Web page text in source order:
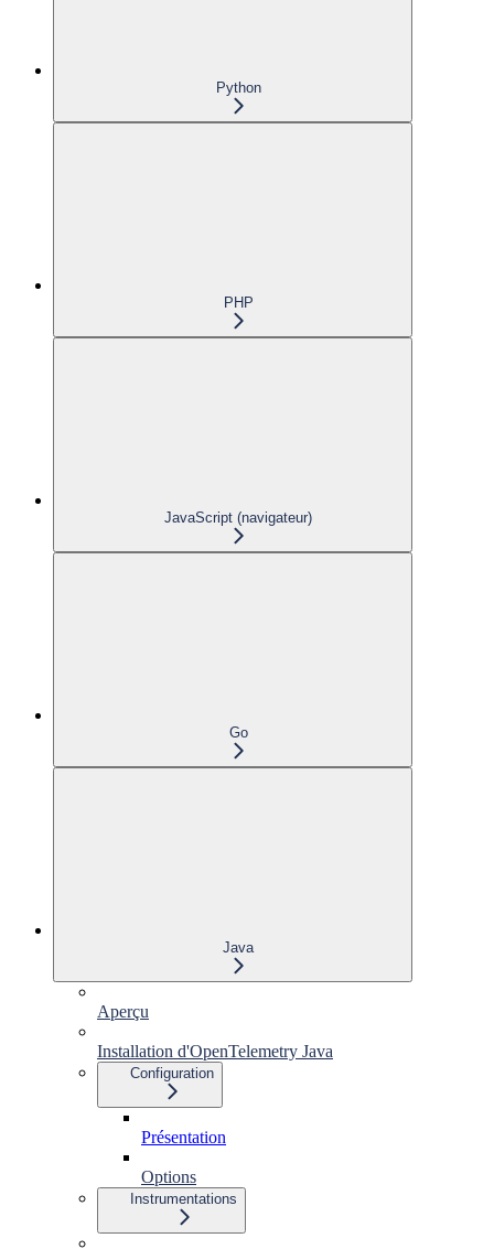
Python
PHP
JavaScript (navigateur)
Go
Java
Aperçu
Installation d'OpenTelemetry Java
Configuration
Présentation
Options
Instrumentations